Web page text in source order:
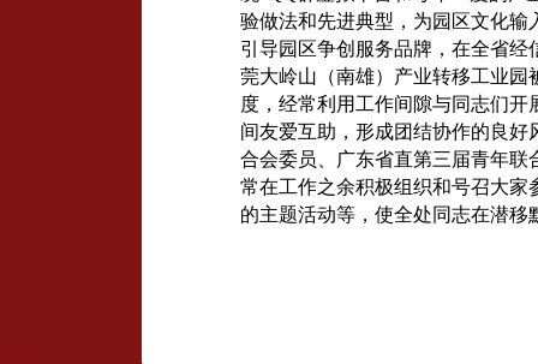
验做法和先进典型，为园区文化
引导园区争创服务品牌，在全省经
莞大岭山（南雄）产业转移工业园
度，经常利用工作间隙与同志们
间友爱互助，形成团结协作的良
合会委员、广东省直第三届青年
常在工作之余积极组织和号召大
的主题活动等，使全处同志在潜